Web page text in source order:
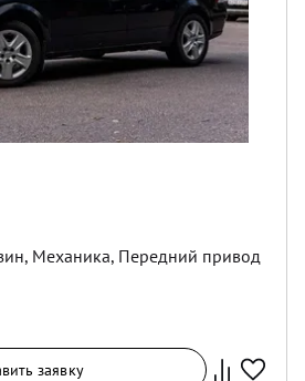
, Механика, Передний привод
заявку